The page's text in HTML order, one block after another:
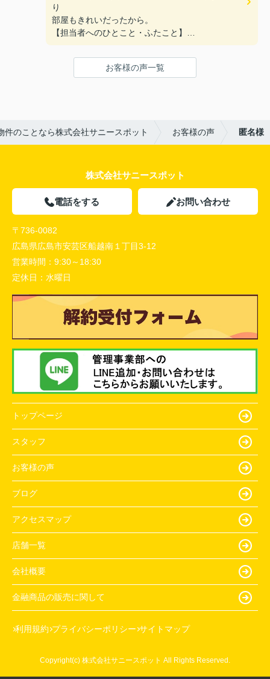
り
部屋もきれいだったから。
【担当者へのひとこと・ふたこと】
〇よかったこと：
何も分からない私達に一から丁寧に説明をしていた
だき、ありがとうございます。
お客様の声一覧
のことなら株式会社サニースポット お客様の声 匿名様
株式会社サニースポット
電話をする お問い合わせ
〒736-0082
広島県広島市安芸区船越南１丁目3-12
営業時間： 9:30～18:30
定休日： 水曜日
トップページ
スタッフ
お客様の声
ブログ
アクセスマップ
店舗一覧
会社概要
金融商品の販売に関して
利用規約 プライバシーポリシー サイトマップ
Copyright(c) 株式会社サニースポット All Rights Reserved.